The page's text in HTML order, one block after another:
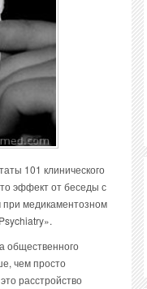
101 клинического
эффект от беседы с
при медикаментозном
общественного
чем просто
расстройство